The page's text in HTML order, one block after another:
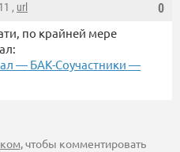
0
, url
по крайней мере
— БАК-Соучастники —
, чтобы комментировать